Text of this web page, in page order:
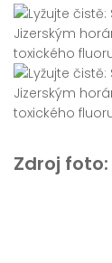
Zdroj foto: